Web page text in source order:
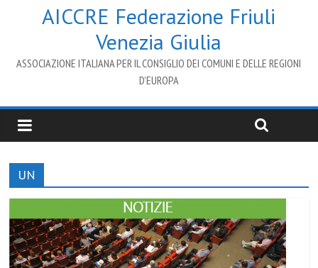
AICCRE Federazione Friuli
Venezia Giulia
ASSOCIAZIONE ITALIANA PER IL CONSIGLIO DEI COMUNI E DELLE REGIONI
D’EUROPA
UN